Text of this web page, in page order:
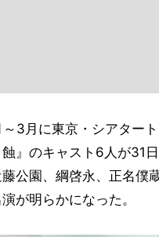
3月に東京・シアター
蝕』のキャスト6人が31
公園、綱啓永、正名僕
が明らかになった。